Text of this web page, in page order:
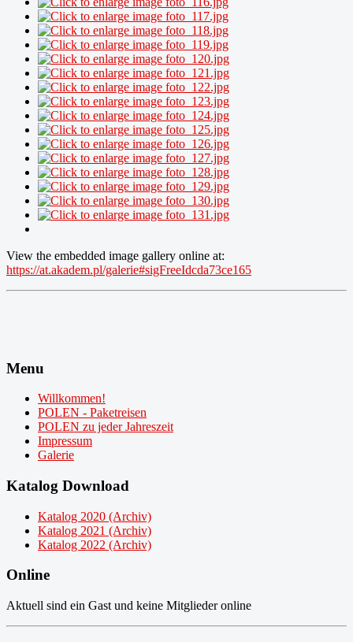
View the embedded image gallery online at:
https://at.akadem.pl/galerie#sigFreeIdcda73ce165
Menu
Willkommen!
POLEN - Paketreisen
POLEN zu jeder Jahreszeit
Impressum
Galerie
Katalog Download
Katalog 2020 (Archiv)
Katalog 2021 (Archiv)
Katalog 2022 (Archiv)
Online
Aktuell sind ein Gast und keine Mitglieder online